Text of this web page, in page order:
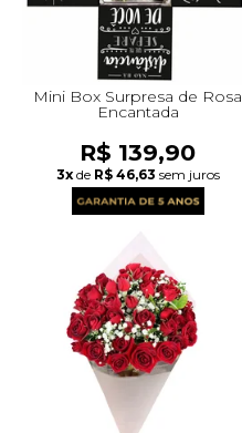
Mini Box Surpresa de Rosa
Encantada
R$ 139,90
3x de R$ 46,63 sem juros